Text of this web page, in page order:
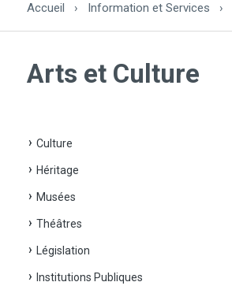
Accueil › Information et Services ›
Arts et Culture
Culture
Héritage
Musées
Théâtres
Législation
Institutions Publiques